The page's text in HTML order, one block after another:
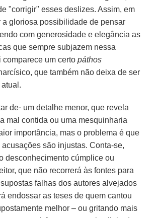
"corrigir" esses deslizes. Assim, em
a gloriosa possibilidade de pensar
com generosidade e elegância as
que sempre subjazem nessa
comparece um certopáthos
que também não deixa de ser
de· um detalhe menor, que revela
mal contida ou uma mesquinharia
importância, mas o problema é que
são injustas. Conta-se,
desconhecimento cúmplice ou
que não recorrerá às fontes para
falhas dos autores alvejados
endossar as teses de quem cantou
melhor – ou gritando mais